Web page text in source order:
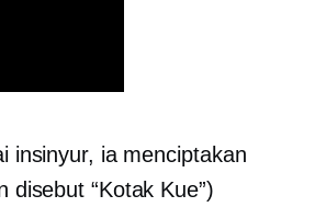
insinyur, ia menciptakan
“Kotak Kue”)